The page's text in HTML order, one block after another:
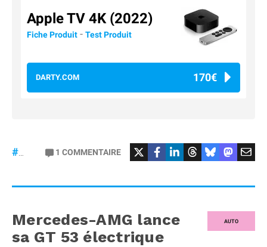
Apple TV 4K (2022)
Fiche Produit - Test Produit
DARTY.COM 170€
#DisneyPlus #Football #liga
1 COMMENTAIRE
AUTO
Mercedes-AMG lance
sa GT 53 électrique